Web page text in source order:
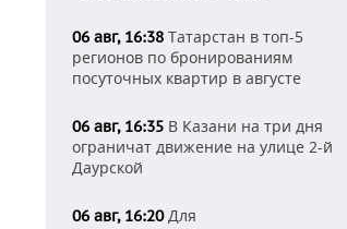
06 авг, 16:38 Татарстан в топ-5
регионов по бронированиям
посуточных квартир в августе
06 авг, 16:35 В Казани на три дня
ограничат движение на улице 2-й
Даурской
06 авг, 16:20Для